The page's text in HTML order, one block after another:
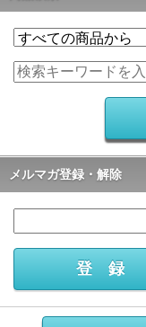
メルマガ登録・解除